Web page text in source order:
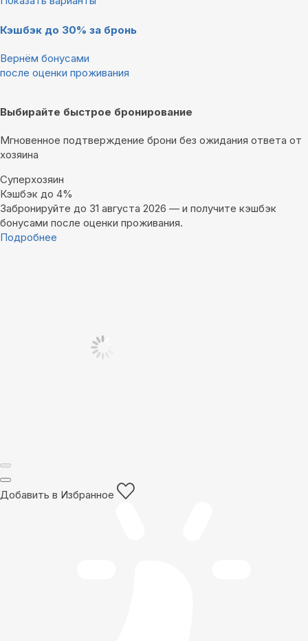
Кэшбэк до 30% за бронь
Вернём бонусами
после оценки проживания
Выбирайте быстрое бронирование
Мгновенное подтверждение брони без ожидания ответа от
хозяина
Суперхозяин
Кэшбэк до 4%
Забронируйте до 31 августа 2026 — и получите кэшбэк
бонусами после оценки проживания.
Подробнее
Добавить в Избранное